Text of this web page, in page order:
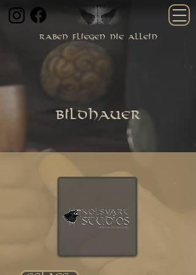
raben fliegen nie allein
Bildhauer